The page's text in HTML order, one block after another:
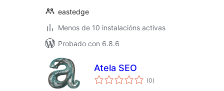
eastedge
Menos de 10 instalacións activas
Probado con 6.8.6
Atela SEO
(0valoracións
totais
)